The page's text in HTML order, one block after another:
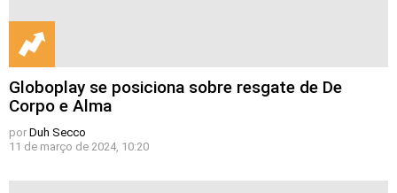
Globoplay se posiciona sobre resgate de De
Corpo e Alma
por Duh Secco
11 de março de 2024, 10:20